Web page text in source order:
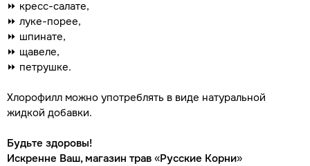
⏩ кресс-салате,
⏩ луке-порее,
⏩ шпинате,
⏩ щавеле,
⏩ петрушке.
Хлорофилл можно употреблять в виде натуральной
жидкой добавки.
Будьте здоровы!
Искренне Ваш, магазин трав «Русские Корни»